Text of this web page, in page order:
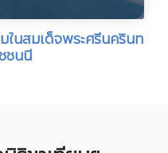
นสมเด็จพระศรีนครินท
ชนนี